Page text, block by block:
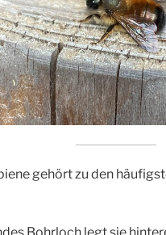
gehört zu den